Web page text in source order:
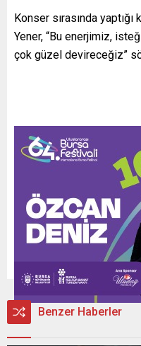
Konser sırasında
Yener, “Bu enerjimiz,
çok güzel devireceğiz”
Bu açıklama hem
geniş yankı uyandırdı.
Yener’in açıklamaları,
kullanıcıları arasında
Benzer Haberler